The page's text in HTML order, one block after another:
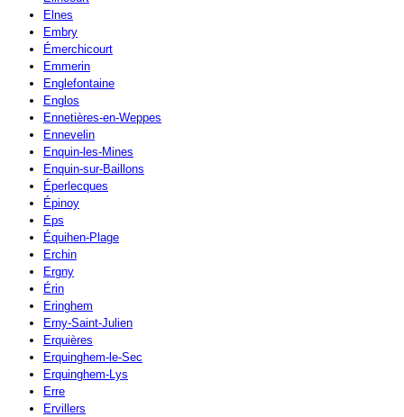
Elnes
Embry
Émerchicourt
Emmerin
Englefontaine
Englos
Ennetières-en-Weppes
Ennevelin
Enquin-les-Mines
Enquin-sur-Baillons
Éperlecques
Épinoy
Eps
Équihen-Plage
Erchin
Ergny
Érin
Eringhem
Erny-Saint-Julien
Erquières
Erquinghem-le-Sec
Erquinghem-Lys
Erre
Ervillers